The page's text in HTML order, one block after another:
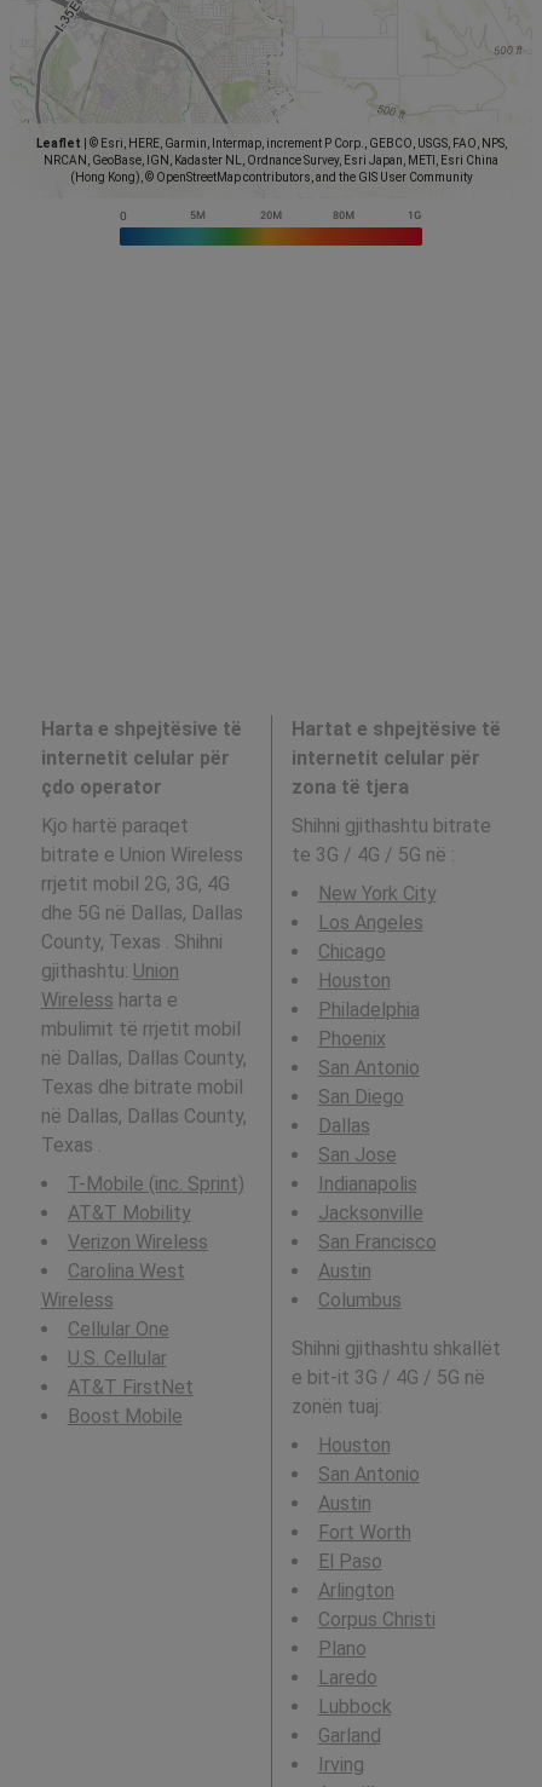
Leaflet
© Esri, HERE, Garmin, Intermap, increment P Corp., GEBCO, USGS, FAO, NPS,
NRCAN, GeoBase, IGN, Kadaster NL, Ordnance Survey, Esri Japan, METI, Esri China
(Hong Kong), © OpenStreetMap contributors, and the GIS User Community
Harta e shpejtësive të
internetit celular për
çdo operator
Kjo hartë paraqet
bitrate e Union Wireless
rrjetit mobil 2G, 3G, 4G
dhe 5G në Dallas, Dallas
County, Texas . Shihni
gjithashtu: Union
Wireless harta e
mbulimit të rrjetit mobil
në Dallas, Dallas County,
Texas dhe bitrate mobil
në Dallas, Dallas County,
Texas .
T-Mobile (inc. Sprint)
AT&T Mobility
Verizon Wireless
Carolina West
Wireless
Cellular One
U.S. Cellular
AT&T FirstNet
Boost Mobile
Hartat e shpejtësive të
internetit celular për
zona të tjera
Shihni gjithashtu bitrate
te 3G / 4G / 5G në :
New York City
Los Angeles
Chicago
Houston
Philadelphia
Phoenix
San Antonio
San Diego
Dallas
San Jose
Indianapolis
Jacksonville
San Francisco
Austin
Columbus
Shihni gjithashtu shkallët
e bit-it 3G / 4G / 5G në
zonën tuaj:
Houston
San Antonio
Austin
Fort Worth
El Paso
Arlington
Corpus Christi
Plano
Laredo
Lubbock
Garland
Irving